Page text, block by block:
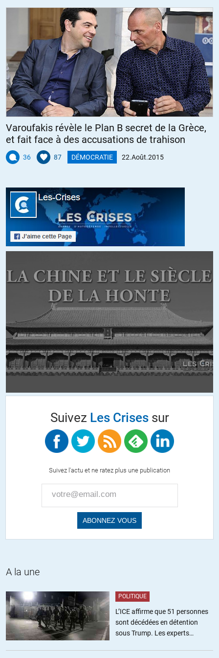
C’est une leçon pour nos démocraties.
Je voudrais enfin terminer sur l’opinion portée sur GLOBO. Ce
media a soutenu assez directement Lula et Dilma du temps ou tout
allait bien et qu’il n’y avait pas de perspectives de changement de
parti dominant. Aujourd’hui que la rue se lève, que les jeunes (les
consommateurs de demain de Globo) se révoltent, il est bien temps
pour Globo de retourner sa veste.
+14 ALERTER
Lysbethe Lévy// 23.08.2015 à 09h31
Lula a trahi son peuple a un niveau élevé hélas, l’argent l’a
corrompu alors qu’il était le favori du peuple. Tout le monde ne
+8 ALERTER
Gilles//23.08.2015 à 10h43
« Le vrai problème du gouvernement aujourd’hui est l’héritage
de la politique de Lula, ancien Président. Ses deux mandats ont
significatifs, 40 millions de brésiliens sont sortis de la pauvreté.
Le niveau d’enrichissement social ne cessait de croître. »
« Elle subit de fortes pressions autour d’elle en ce moment.
L’objectif des partis de droite est d’obliger Madame Rousseff à
mettre en place la politique qu’ils soutiennent, et d’éviter un
nouveau mandat de Lula. La popularité de l’ex-président n’a
jamais été aussi grande, il y a de forte chance qu’il se représente
en 2018. La droite veut empêcher cela »
Et vous trouvez que Lula a trahi son peuple !!! Dans ce cas,
– économie brésilienne de 1995 à 2014 :
http://lebresilentraduction.tumblr.com/post/127381129097/un-
portrait-de-l%C3%A9conomie-br%C3%A9silienne-de-ces-vingt
– l’idée de la démocratie au Tucanistan :
le-moment-de-d%C3%A9noncer-au-monde-le-coup
http://lebresilentraduction.tumblr.com/post/122475579152/
qui-ramassera-les-morceaux-blog-de
Sans parler des tonnes de photos montrant de sympathiques
mémés portant des pancartes lamentant de ne pas les avoir tous
pendus en 1964, d’avoir libéré Dilma Roussef au lieu de la
Varoufakis révèle le Plan B secret de la Grèce,
et fait face à des accusations de trahison
36 87 DÉMOCRATIE 22.Août.2015
Suivez Les Crisessur
Suivez l'actu et ne ratez plus une publication
A la une
POLITIQUE
L’ICE affirme que 51 personnes
sont décédées en détention
sous Trump. Les experts